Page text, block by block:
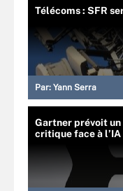
Télécoms : SFR
Par: Yann Serra
Gartner prévoit
critique face à